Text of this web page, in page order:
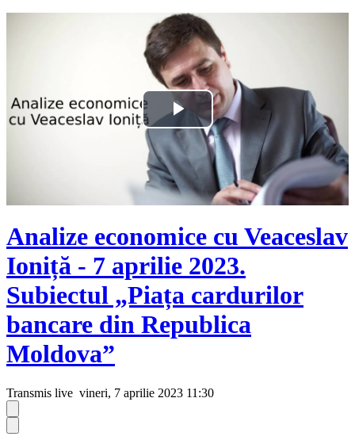
Play
Video
Analize economice cu Veaceslav
Ioniță - 7 aprilie 2023.
Subiectul „Piața cardurilor
bancare din Republica
Moldova”
Transmis live vineri, 7 aprilie 2023 11:30